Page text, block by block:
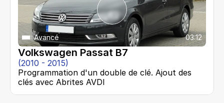
03:12
Avancé
Volkswagen Passat B7
(2010 - 2015)
Programmation d'un double de clé. Ajout des
clés avec Abrites AVDI